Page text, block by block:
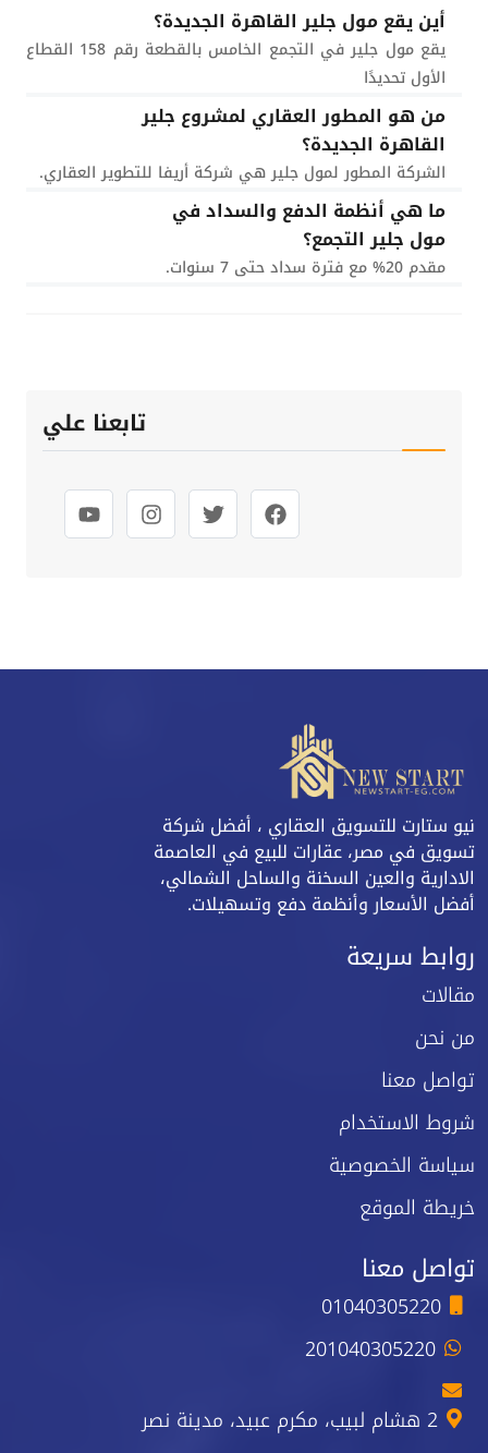
أين يقع مول جلير القاهرة الجديدة؟
يقع مول جلير في التجمع الخامس بالقطعة رقم 158 القطاع
الأول تحديدًا
من هو المطور العقاري لمشروع جلير
القاهرة الجديدة؟
الشركة المطور لمول جلير هي شركة أريفا للتطوير العقاري.
ما هي أنظمة الدفع والسداد في
مول جلير التجمع؟
مقدم 20% مع فترة سداد حتى 7 سنوات.
تابعنا علي
نيو ستارت للتسويق العقاري ، أفضل شركة
تسويق في مصر، عقارات للبيع في العاصمة
الادارية والعين السخنة والساحل الشمالي،
أفضل الأسعار وأنظمة دفع وتسهيلات.
روابط سريعة
مقالات
من نحن
تواصل معنا
شروط الاستخدام
سياسة الخصوصية
خريطة الموقع
تواصل معنا
01040305220
201040305220
2 هشام لبيب، مكرم عبيد، مدينة نصر